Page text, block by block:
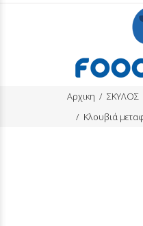
Αρχικη ΣΚΥΛΟΣ
Κλουβιά